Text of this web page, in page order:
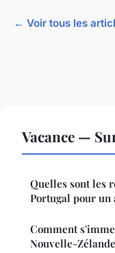
← Voir tous les
Vacance —
Quelles sont les
Portugal pour un
Comment
Nouvelle-